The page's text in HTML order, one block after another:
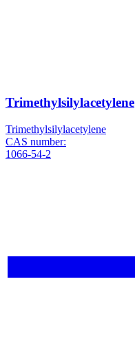
Trimethylsilylacetylene
Trimethylsilylacetylene
CAS number:
1066-54-2